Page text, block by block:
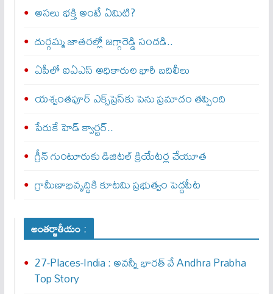
అసలు భక్తి అంటే ఏమిటి?
దుర్గమ్మ జాతరల్లో జగ్గారెడ్డి సందడి..
ఏపీలో ఐఏఎస్ అధికారుల భారీ బదిలీలు
యశ్వంతపూర్ ఎక్స్‌ప్రెస్‌కు పెను ప్రమాదం తప్పింది
పేరుకే హెడ్ క్వార్టర్..
గ్రీన్ గుంటూరుకు డిజిటల్ క్రియేటర్ల చేయూత
గ్రామీణాభివృద్ధికి కూటమి ప్రభుత్వం పెద్దపీట
అంతర్జాతీయం :
27-Places-India : అవ‌న్నీ భార‌త్ వే Andhra Prabha
Top Story